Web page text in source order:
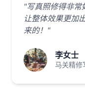
"写真照修得非常
让整体效果更加
来的！"
李女士
马关精修